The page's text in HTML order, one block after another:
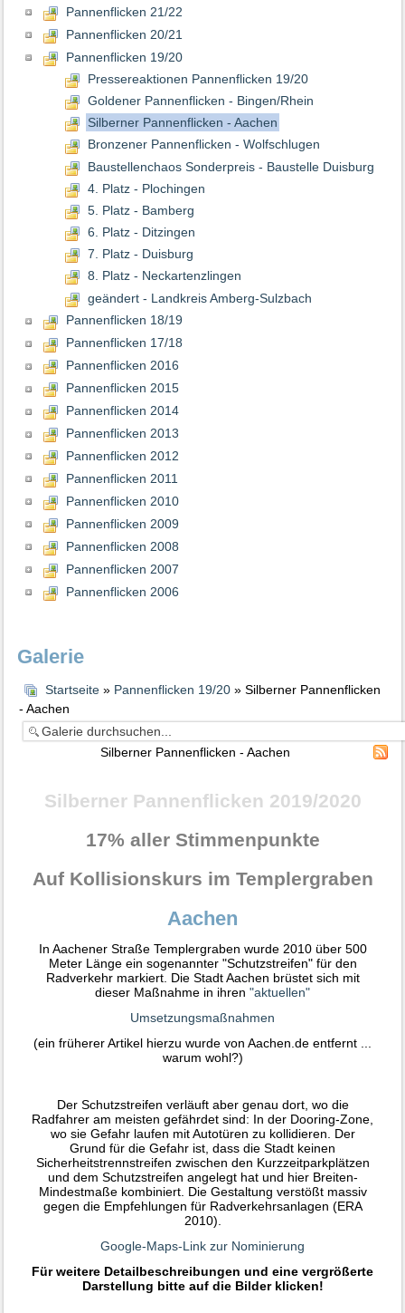
Pannenflicken 21/22
Pannenflicken 20/21
Pannenflicken 19/20
Pressereaktionen Pannenflicken 19/20
Goldener Pannenflicken - Bingen/Rhein
Silberner Pannenflicken - Aachen
Bronzener Pannenflicken - Wolfschlugen
Baustellenchaos Sonderpreis - Baustelle Duisburg
4. Platz - Plochingen
5. Platz - Bamberg
6. Platz - Ditzingen
7. Platz - Duisburg
8. Platz - Neckartenzlingen
geändert - Landkreis Amberg-Sulzbach
Pannenflicken 18/19
Pannenflicken 17/18
Pannenflicken 2016
Pannenflicken 2015
Pannenflicken 2014
Pannenflicken 2013
Pannenflicken 2012
Pannenflicken 2011
Pannenflicken 2010
Pannenflicken 2009
Pannenflicken 2008
Pannenflicken 2007
Pannenflicken 2006
Galerie
Startseite» Pannenflicken 19/20» Silberner Pannenflicken
- Aachen
Silberner Pannenflicken - Aachen
Silberner Pannenflicken 2019/2020
17% aller Stimmenpunkte
Auf Kollisionskurs im Templergraben
Aachen
In Aachener Straße Templergraben wurde 2010 über 500
Meter Länge ein sogenannter "Schutzstreifen" für den
Radverkehr markiert. Die Stadt Aachen brüstet sich mit
dieser Maßnahme in ihren "aktuellen"
Umsetzungsmaßnahmen
(ein früherer Artikel hierzu wurde von Aachen.de entfernt ...
warum wohl?)
Der Schutzstreifen verläuft aber genau dort, wo die
Radfahrer am meisten gefährdet sind: In der Dooring-Zone,
wo sie Gefahr laufen mit Autotüren zu kollidieren. Der
Grund für die Gefahr ist, dass die Stadt keinen
Sicherheitstrennstreifen zwischen den Kurzzeitparkplätzen
und dem Schutzstreifen angelegt hat und hier Breiten-
Mindestmaße kombiniert. Die Gestaltung verstößt massiv
gegen die Empfehlungen für Radverkehrsanlagen (ERA
2010).
Google-Maps-Link zur Nominierung
Für weitere Detailbeschreibungen und eine vergrößerte
Darstellung bitte auf die Bilder klicken!